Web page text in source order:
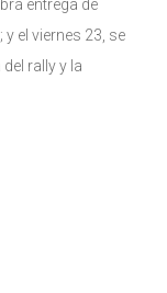
entrega de
el viernes 23, se
rally y la